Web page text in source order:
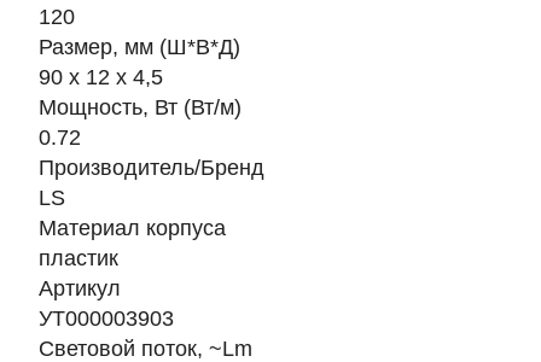
120
Размер, мм (Ш*В*Д)
90 х 12 х 4,5
Мощность, Вт (Вт/м)
0.72
Производитель/Бренд
LS
Материал корпуса
пластик
Артикул
УТ000003903
Световой поток, ~Lm